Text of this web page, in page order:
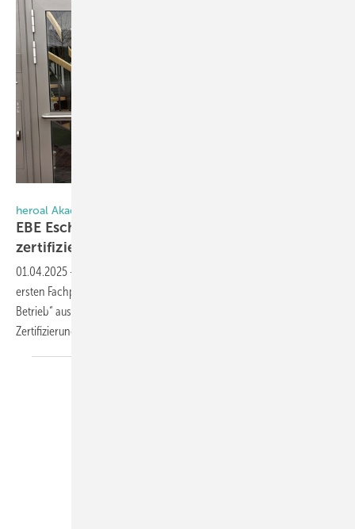
heroal Akademie
EBE Eschen erhält Qualitätssiegel „heroal
zertifizierter
01.04.2025 -
ersten Fachpartner mit dem Qualitätssiegel „heroal zertifizierter
Betrieb“ ausgezeichnet. Hier fahren Sie, was es mit dieser
Zertifizierung auf sich